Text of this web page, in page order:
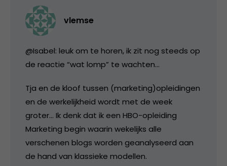
vlemse
@Isabel: leuk om te horen, ik zit nog steeds op
de reactie “wat lomp” te wachten…
Tja en de kloof tussen (marketing)opleidingen
en de werkelijkheid wordt met de week
groter… Ik denk dat ik een HBO-opleiding
Marketing begin waarin wekelijks alle
verschenen blogs worden geanalyseerd aan
de hand van klassieke modellen.